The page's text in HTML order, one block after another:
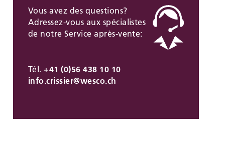
Vous avez des questions?
Adressez-vous aux spécialistes
de notre Service après-vente:
Tél.+41 (0)56 438 10 10
info.crissier@wesco.ch